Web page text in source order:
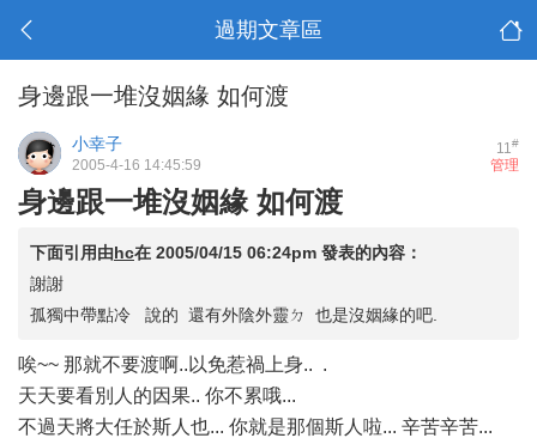
過期文章區
身邊跟一堆沒姻緣 如何渡
11#
小幸子
管理
2005-4-16 14:45:59
身邊跟一堆沒姻緣 如何渡
下面引用由hc在 2005/04/15 06:24pm 發表的內容：
謝謝
孤獨中帶點冷 說的 還有外陰外靈ㄉ 也是沒姻緣的吧.
唉~~ 那就不要渡啊..以免惹禍上身.. .
天天要看別人的因果.. 你不累哦...
不過天將大任於斯人也... 你就是那個斯人啦... 辛苦辛苦...